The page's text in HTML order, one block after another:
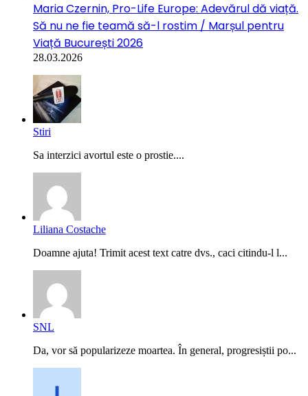
Maria Czernin, Pro-Life Europe: Adevărul dă viață.
Să nu ne fie teamă să-l rostim / Marșul pentru
Viață București 2026
28.03.2026
Stiri
Sa interzici avortul este o prostie....
Liliana Costache
Doamne ajuta! Trimit acest text catre dvs., caci citindu-l l...
SNL
Da, vor să popularizeze moartea. În general, progresiștii po...